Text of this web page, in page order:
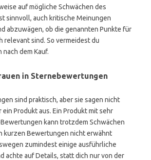
auf mögliche Schwächen des
sinnvoll, auch kritische Meinungen
abzuwägen, ob die genannten Punkte für
relevant sind. So vermeidest du
dem Kauf.
in Sternebewertungen
sind praktisch, aber sie sagen nicht
ein Produkt aus. Ein Produkt mit sehr
kann trotzdem Schwächen
kurzen Bewertungen nicht erwähnt
zumindest einige ausführliche
achte auf Details, statt dich nur von der